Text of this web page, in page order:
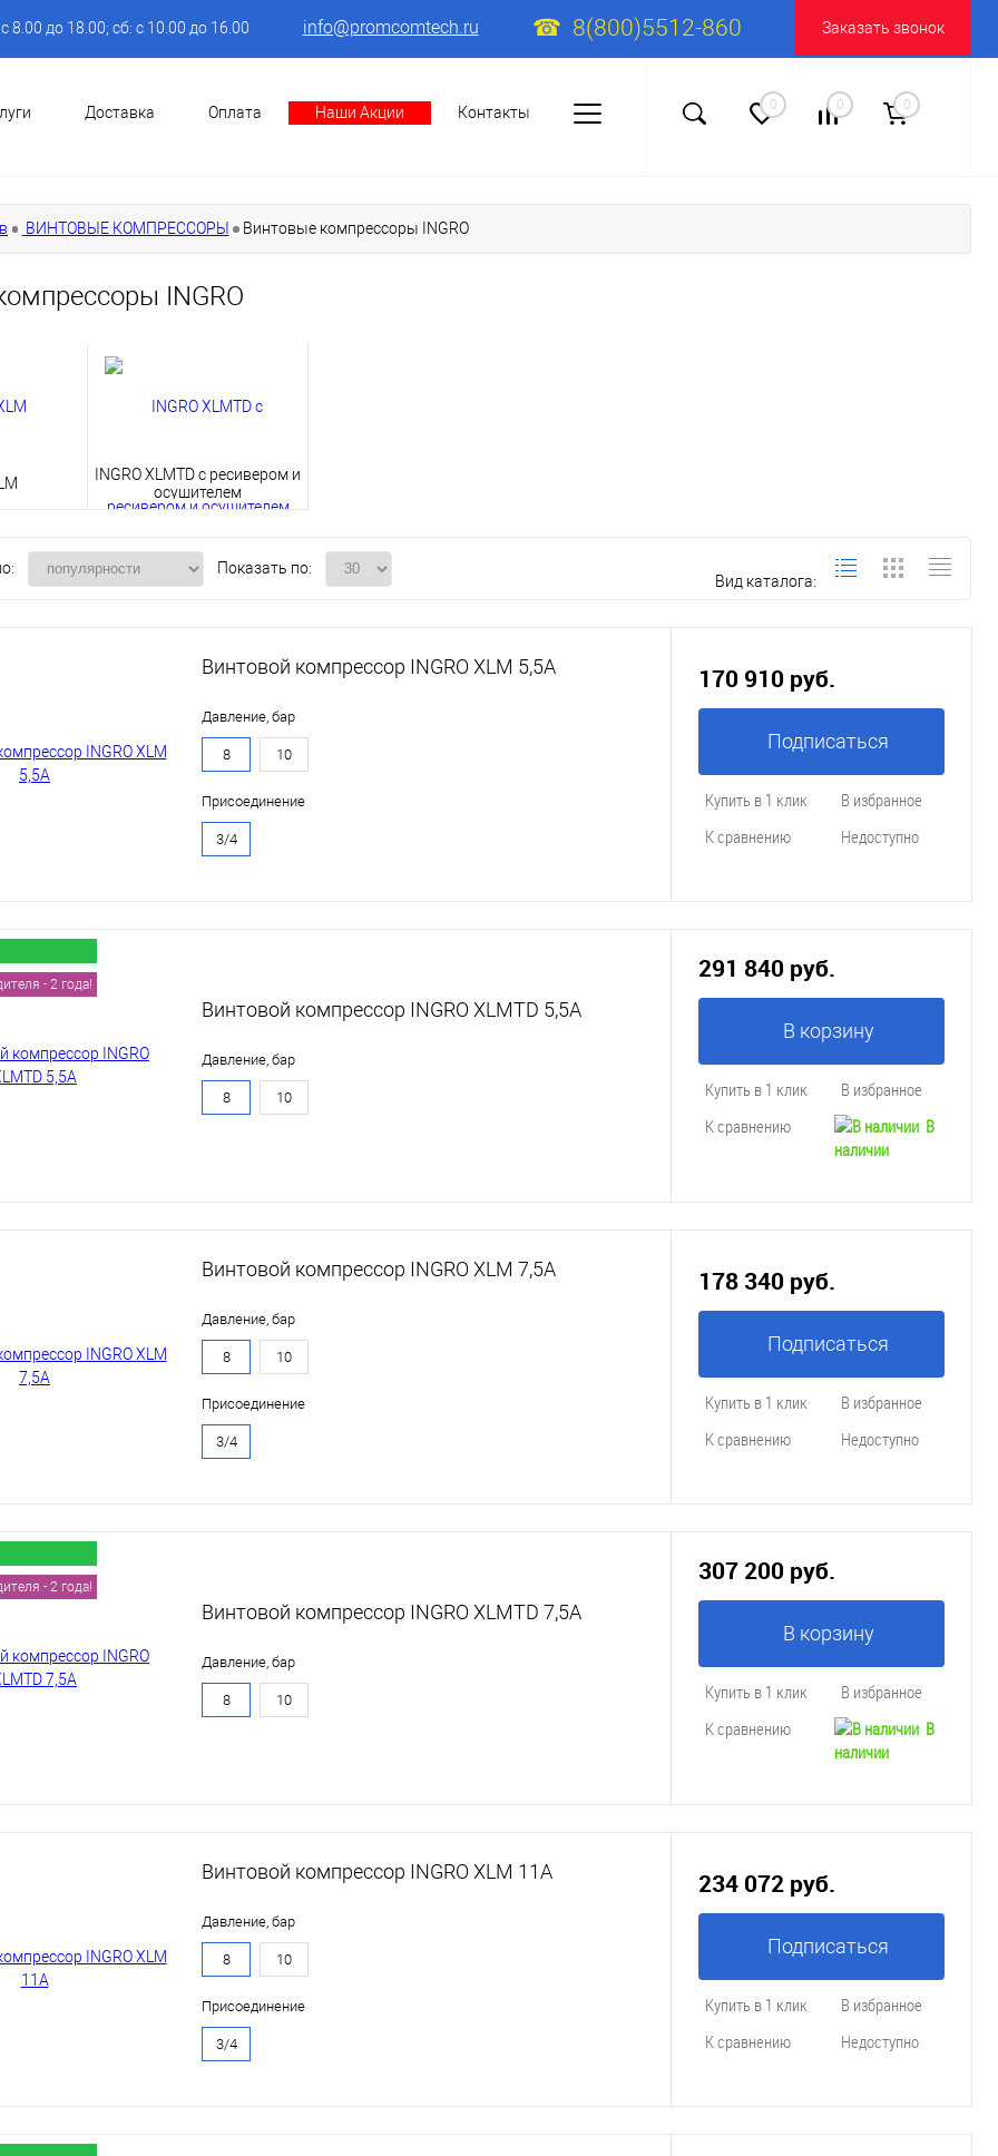
8.00 до 18.00; сб: с 10.00 до 16.00 info@promcomtech.ru 8(800)5512-860 Заказать звонок
Доставка Оплата Наши Акции Контакты 0 0 0
ВИНТОВЫЕ КОМПРЕССОРЫ Винтовые компрессоры INGRO
INGRO
INGRO XLMTD с ресивером и
осушителем
Показать по:
Вид каталога:
Винтовой компрессор INGRO XLМ 5,5A
Давление, бар
8 10
Присоединение
3/4
170 910 руб.
Подписаться
Купить в 1 клик
В избранное
К сравнению
Недоступно
- 2 года!
Винтовой компрессор INGRO XLМTD 5,5A
Давление, бар
8 10
291 840 руб.
В корзину
Купить в 1 клик
В избранное
К сравнению
В
наличии
Винтовой компрессор INGRO XLМ 7,5A
Давление, бар
8 10
Присоединение
3/4
178 340 руб.
Подписаться
Купить в 1 клик
В избранное
К сравнению
Недоступно
- 2 года!
Винтовой компрессор INGRO XLМTD 7,5A
Давление, бар
8 10
307 200 руб.
В корзину
Купить в 1 клик
В избранное
К сравнению
В
наличии
Винтовой компрессор INGRO XLМ 11A
Давление, бар
8 10
Присоединение
3/4
234 072 руб.
Подписаться
Купить в 1 клик
В избранное
К сравнению
Недоступно